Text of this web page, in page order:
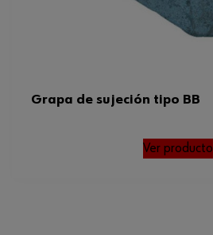
Grapa de sujeción tipo BB
Ver producto